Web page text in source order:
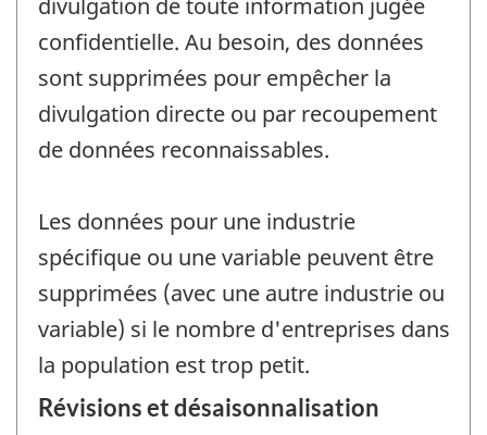
confidentielle. Au besoin, des données
sont supprimées pour empêcher la
divulgation directe ou par recoupement
de données reconnaissables.
Les données pour une industrie
spécifique ou une variable peuvent être
supprimées (avec une autre industrie ou
variable) si le nombre d'entreprises dans
la population est trop petit.
Révisions et désaisonnalisation